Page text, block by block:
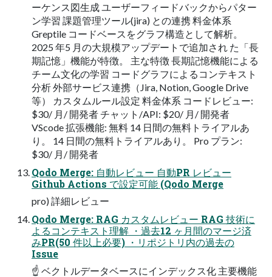
ーケンス図生成 ユーザーフィードバックからパター
ン学習 課題管理ツール(jira) との連携 料金体系
Greptile コードベースをグラフ構造として解析。
2025 年5 月の大規模アップデートで追加され た「長
期記憶」機能が特徴。 主な特徴 長期記憶機能による
チーム文化の学習 コードグラフによるコンテキスト
分析 外部サービス連携（Jira, Notion, Google Drive
等） カスタムルール設定 料金体系 コードレビュー:
$30/ 月/ 開発者 チャット/API: $20/ 月/ 開発者
VScode 拡張機能: 無料 14 日間の無料トライアルあ
り。 14 日間の無料トライアルあり。 Pro プラン:
$30/ 月/ 開発者
Qodo Merge: 自動レビュー 自動PR レビュー
Github Actions で設定可能 (Qodo Merge
pro) 詳細レビュー
Qodo Merge: RAG カスタムレビュー RAG 技術に
よるコンテキスト理解 ・過去12 ヶ月間のマージ済
みPR(50 件以上必要) ・リポジトリ内の過去の
Issue
☝️ ベクトルデータベースにインデックス化 主要機能